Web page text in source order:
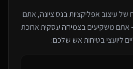
שלעיצוב אפליקציותבנס ציונה, אתם
- אתם משקיעים בצמיחה עסקית ארוכת
ליועצי בטיחות אש שלכם: